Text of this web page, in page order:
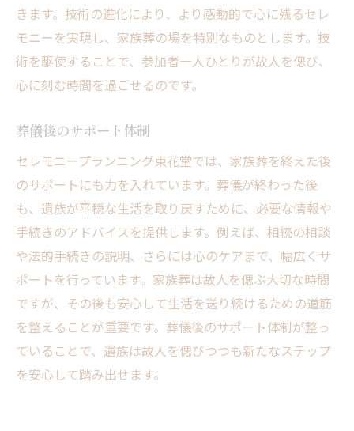
きます。技術の進化により、より感動的で心に残るセレ
モニーを実現し、家族葬の場を特別なものとします。技
術を駆使することで、参加者一人ひとりが故人を偲び、
心に刻む時間を過ごせるのです。
葬儀後のサポート体制
セレモニープランニング東花堂では、家族葬を終えた後
のサポートにも力を入れています。葬儀が終わった後
も、遺族が平穏な生活を取り戻すために、必要な情報や
手続きのアドバイスを提供します。例えば、相続の相談
や法的手続きの説明、さらには心のケアまで、幅広くサ
ポートを行っています。家族葬は故人を偲ぶ大切な時間
ですが、その後も安心して生活を送り続けるための道筋
を整えることが重要です。葬儀後のサポート体制が整っ
ていることで、遺族は故人を偲びつつも新たなステップ
を安心して踏み出せます。